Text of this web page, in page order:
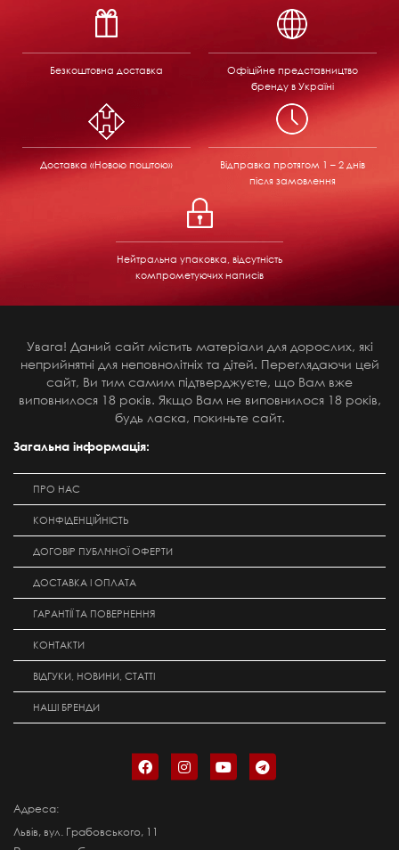
Безкоштовна доставка
Офіційне представництво
бренду в Україні
Доставка «Новою поштою» Відправка протягом 1 – 2 днів
після замовлення
Нейтральна упаковка, відсутність
компрометуючих написів
Увага! Даний сайт містить матеріали для дорослих, які
неприйнятні для неповнолітніх та дітей. Переглядаючи цей
сайт, Ви тим самим підтверджуєте, що Вам вже
виповнилося 18 років. Якщо Вам не виповнилося 18 років,
будь ласка, покиньте сайт.
Загальна інформація:
ПРО НАС
КОНФІДЕНЦІЙНІСТЬ
ДОГОВІР ПУБЛІЧНОЇ ОФЕРТИ
ДОСТАВКА І ОПЛАТА
ГАРАНТІЇ ТА ПОВЕРНЕННЯ
КОНТАКТИ
ВІДГУКИ, НОВИНИ, СТАТТІ
НАШІ БРЕНДИ
Адреса:
Львів, вул. Грабовського, 11